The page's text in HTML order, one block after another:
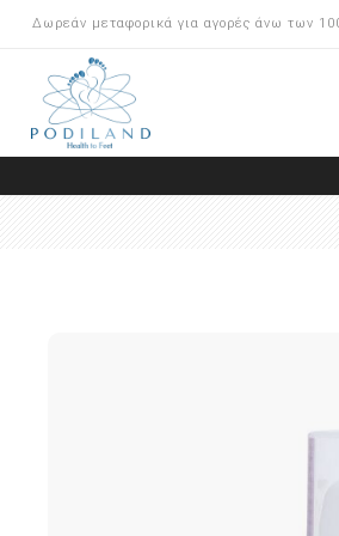
Δωρεάν μεταφορικά για αγορές άνω των